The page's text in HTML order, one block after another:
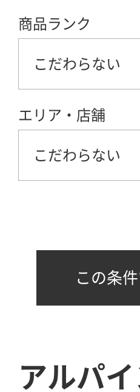
商品ランク
こだわらない
エリア・店舗
こだわらない
この条
アルパ